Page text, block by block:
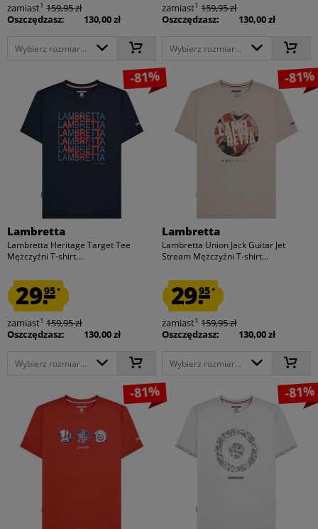
zamiast1 159,95 zł
Oszczędzasz:
130,00 zł
Wybierz rozmiar...
zamiast1 159,95 zł
Oszczędzasz:
130,00 zł
Wybierz rozmiar...
-81%
Lambretta
Lambretta Heritage Target Tee
Mężczyźni T-shirt...
29.95*
zamiast1 159,95 zł
Oszczędzasz:
130,00 zł
Wybierz rozmiar...
-81%
Lambretta
Lambretta Union Jack Guitar Jet
Stream Mężczyźni T-shirt...
29.95*
zamiast1 159,95 zł
Oszczędzasz:
130,00 zł
Wybierz rozmiar...
-81% -81%